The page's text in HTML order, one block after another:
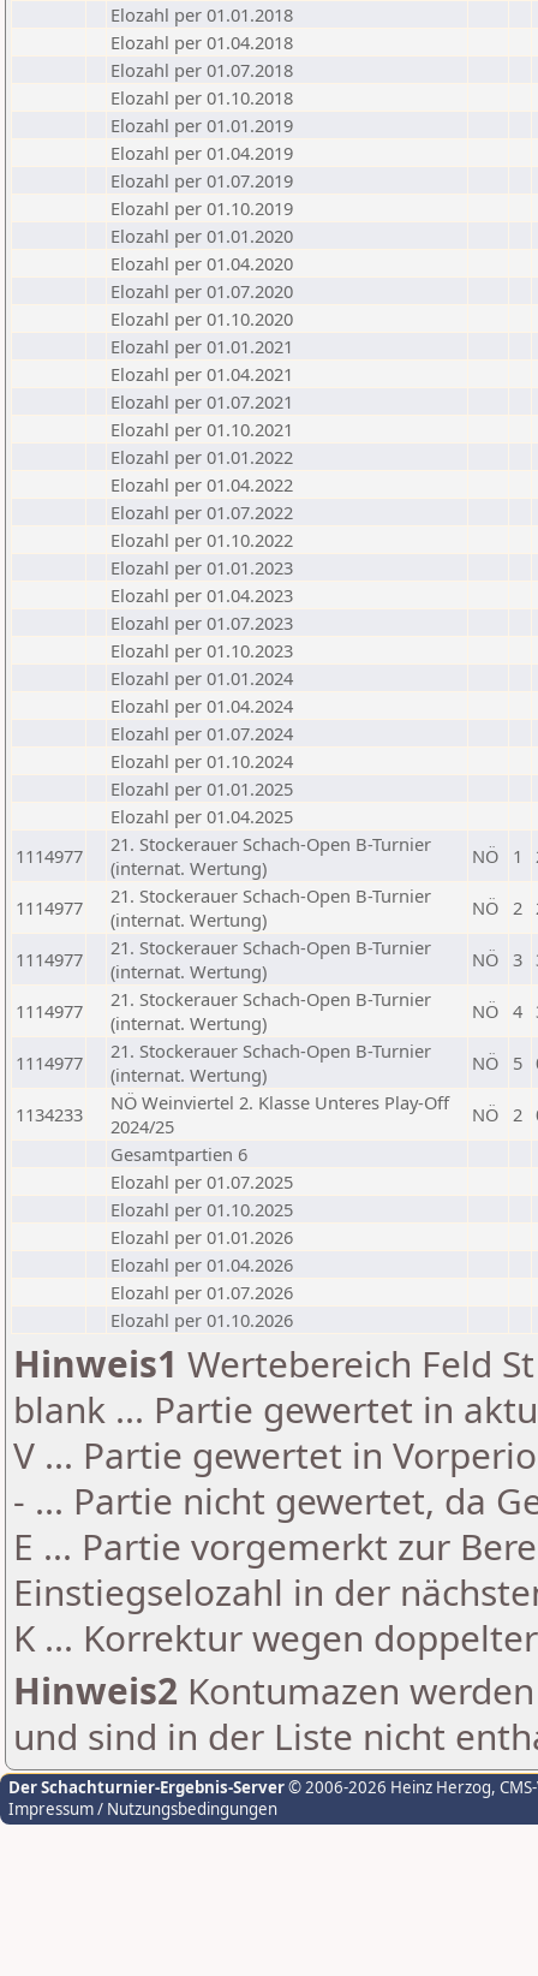
Elozahl per 01.01.2018
Elozahl per 01.04.2018
Elozahl per 01.07.2018
Elozahl per 01.10.2018
Elozahl per 01.01.2019
Elozahl per 01.04.2019
Elozahl per 01.07.2019
Elozahl per 01.10.2019
Elozahl per 01.01.2020
Elozahl per 01.04.2020
Elozahl per 01.07.2020
Elozahl per 01.10.2020
Elozahl per 01.01.2021
Elozahl per 01.04.2021
Elozahl per 01.07.2021
Elozahl per 01.10.2021
Elozahl per 01.01.2022
Elozahl per 01.04.2022
Elozahl per 01.07.2022
Elozahl per 01.10.2022
Elozahl per 01.01.2023
Elozahl per 01.04.2023
Elozahl per 01.07.2023
Elozahl per 01.10.2023
Elozahl per 01.01.2024
Elozahl per 01.04.2024
Elozahl per 01.07.2024
Elozahl per 01.10.2024
Elozahl per 01.01.2025
Elozahl per 01.04.2025
1114977
21. Stockerauer Schach-Open B-Turnier
(internat. Wertung)
NÖ 1
1114977
21. Stockerauer Schach-Open B-Turnier
(internat. Wertung)
NÖ 2
1114977
21. Stockerauer Schach-Open B-Turnier
(internat. Wertung)
NÖ 3
1114977
21. Stockerauer Schach-Open B-Turnier
(internat. Wertung)
NÖ 4
1114977
21. Stockerauer Schach-Open B-Turnier
(internat. Wertung)
NÖ 5
1134233
NÖ Weinviertel 2. Klasse Unteres Play-Off
2024/25
NÖ 2
Gesamtpartien 6
Elozahl per 01.07.2025
Elozahl per 01.10.2025
Elozahl per 01.01.2026
Elozahl per 01.04.2026
Elozahl per 01.07.2026
Elozahl per 01.10.2026
Hinweis1 Wertebereich Feld
blank ... Partie gewertet in
V ... Partie gewertet in
- ... Partie nicht gewertet, da
E ... Partie vorgemerkt zur
Einstiegselozahl in der
K ... Korrektur wegen
Hinweis2 Kontumazen
und sind in der Liste nicht
Der Schachturnier-Ergebnis-Server© 2006-2026 Heinz Herzog,
Impressum / Nutzungsbedingungen